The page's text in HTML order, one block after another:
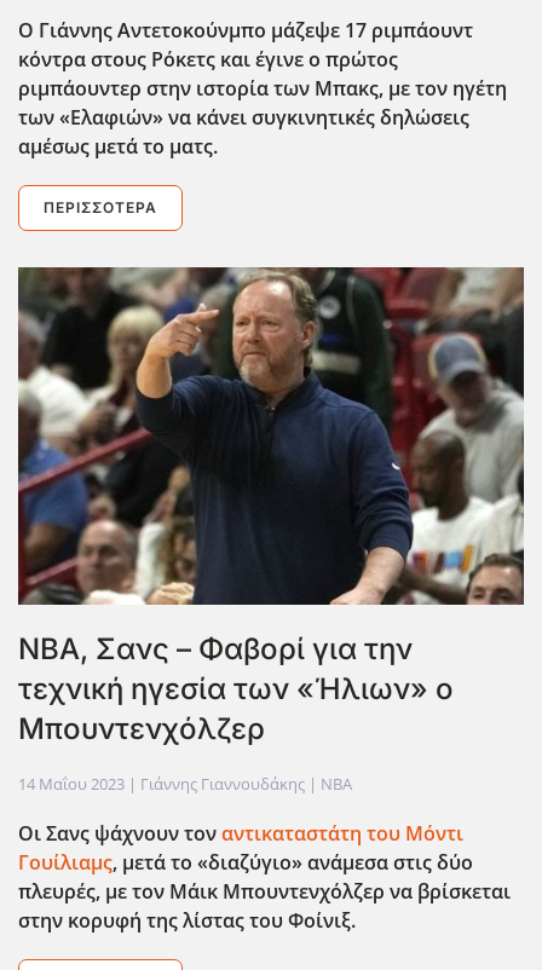
Ο Γιάννης Αντετοκούνμπο μάζεψε 17 ριμπάουντ
κόντρα στους Ρόκετς και έγινε ο πρώτος
ριμπάουντερ στην ιστορία των Μπακς, με τον ηγέτη
των «Ελαφιών» να κάνει συγκινητικές δηλώσεις
αμέσως μετά το ματς.
ΠΕΡΙΣΣΌΤΕΡΑ
ΝΒΑ, Σανς – Φαβορί για την
τεχνική ηγεσία των «Ήλιων» ο
Μπουντενχόλζερ
14 Μαΐου 2023 | Γιάννης Γιαννουδάκης | NBA
Οι Σανς ψάχνουν τοναντικαταστάτη του Μόντι
Γουίλιαμς, μετά το «διαζύγιο» ανάμεσα στις δύο
πλευρές, με τον Μάικ Μπουντενχόλζερ να βρίσκεται
στην κορυφή της λίστας του Φοίνιξ.